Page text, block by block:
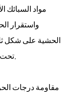
مواد السبائك
واستقرار
الحشية على شكل